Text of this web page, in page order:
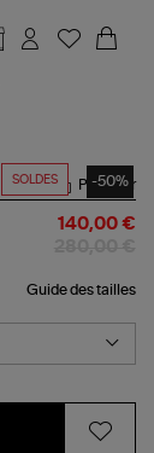
SOLDES -50%
Partager
140,00 €
Guide des tailles